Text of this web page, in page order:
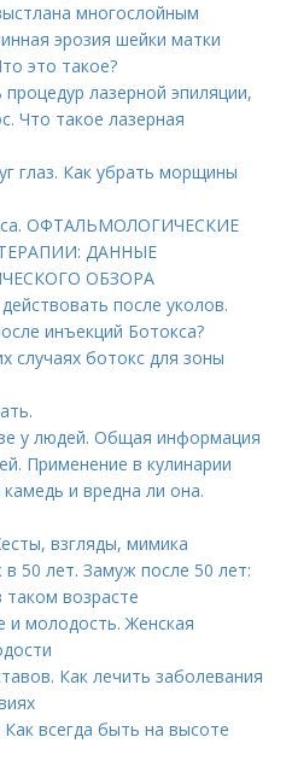
многослойным
эрозия шейки матки
это такое?
лазерной эпиляции,
Что такое лазерная
глаз. Как убрать морщины
ОФТАЛЬМОЛОГИЧЕСКИЕ
ДАННЫЕ
ОБЗОРА
после уколов.
инъекций Ботокса?
случаях ботокс для зоны
у людей. Общая информация
Применение в кулинарии
и вредна ли она.
взгляды, мимика
50 лет. Замуж после 50 лет:
таком возрасте
и молодость. Женская
Как лечить заболевания
всегда быть на высоте